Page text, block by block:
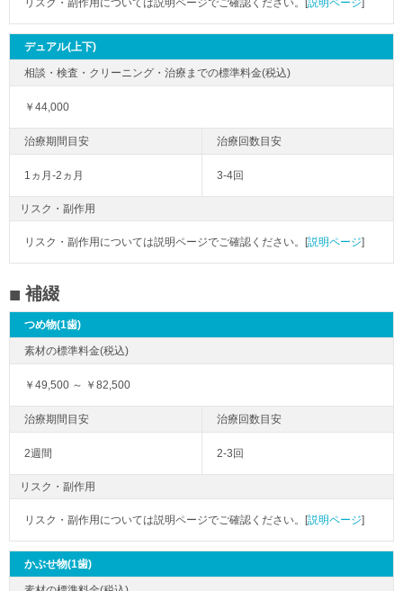
リスク・副作用については説明ページでご確認ください。[ 説明ページ
デュアル(上下)
￥44,000
1ヵ月-2ヵ月 3-4回
リスク・副作用
リスク・副作用については説明ページでご確認ください。[説明ページ]
補綴
つめ物(1歯)
￥49,500 ～ ￥82,500
2週間 2-3回
リスク・副作用
リスク・副作用については説明ページでご確認ください。[説明ページ]
かぶせ物(1歯)